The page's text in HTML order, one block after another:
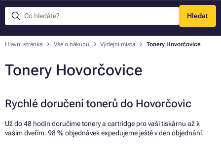
Hledat
Menu
Hlavní stránka Vše o nákupu Výdejní místa Tonery Hovorčovice
Tonery Hovorčovice
Rychlé doručení tonerů do Hovorčovic
Už do 48 hodin doručíme tonery a cartridge pro vaši tiskárnu až k
vašim dveřím. 98 % objednávek expedujeme ještě v den objednání.